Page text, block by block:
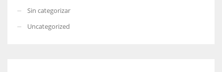
Sin categorizar
Uncategorized